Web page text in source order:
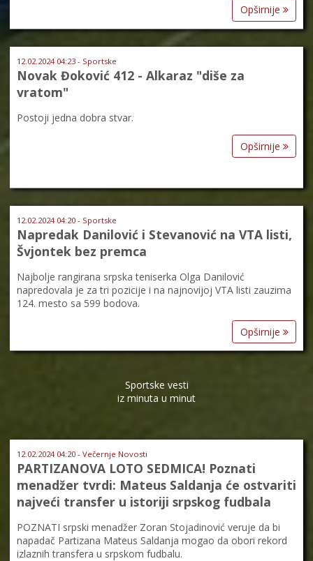
Opširnije
12.02.2024 04:23 - Sportske
Novak Đoković 412 - Alkaraz "diše za
vratom"
Postoji jedna dobra stvar.
Opširnije
12.02.2024 04:20 - Sportske
Napredak Danilović i Stevanović na VTA listi,
Švjontek bez premca
Najbolje rangirana srpska teniserka Olga Danilović
napredovala je za tri pozicije i na najnovijoj VTA listi zauzima
124. mesto sa 599 bodova.
Opširnije
Sportske vesti
iz minuta u minut
12.02.2024 04:20 - Večernje Novosti
PARTIZANOVA LOTO SEDMICA! Poznati
menadžer tvrdi: Mateus Saldanja će ostvariti
najveći transfer u istoriji srpskog fudbala
POZNATI srpski menadžer Zoran Stojadinović veruje da bi
napadač Partizana Mateus Saldanja mogao da obori rekord
izlaznih transfera u srpskom fudbalu.